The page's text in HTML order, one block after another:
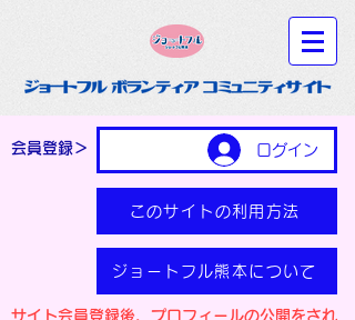
ログイン
会員登録＞
このサイトの利用方法
ジョートフル熊本について
​サイト会員登録後、プロフィールの公開をされ